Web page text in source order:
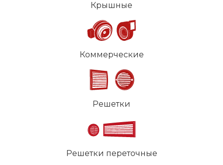
Крышные
Коммерческие
Решетки
Решетки переточные